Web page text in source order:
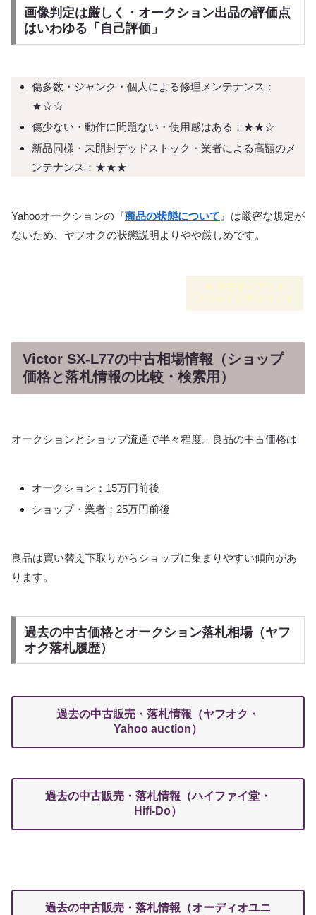
画像判定は厳しく・オークション出品の評価点
はいわゆる「自己評価」
傷多数・ジャンク・個人による修理メンテナンス：
★☆☆
傷少ない・動作に問題ない・使用感はある：★★☆
新品同様・未開封デッドストック・業者による高額のメ
ンテナンス：★★★
Yahooオークションの『商品の状態について 』は厳密な規定が
ないため、ヤフオクの状態説明よりやや厳しめです。
➡︎ 中古オーディオ
メリットとデメリット
Victor SX-L77の中古相場情報（ショップ
価格と落札情報の比較・検索用）
オークションとショップ流通で半々程度。良品の中古価格は
オークション：15万円前後
ショップ・業者：25万円前後
良品は買い替え下取りからショップに集まりやすい傾向があ
ります。
過去の中古価格とオークション落札相場（ヤフ
オク落札履歴）
過去の中古販売・落札情報（ヤフオク・
Yahoo auction）
過去の中古販売・落札情報（ハイファイ堂・
Hifi-Do）
過去の中古販売・落札情報（オーディオユニ